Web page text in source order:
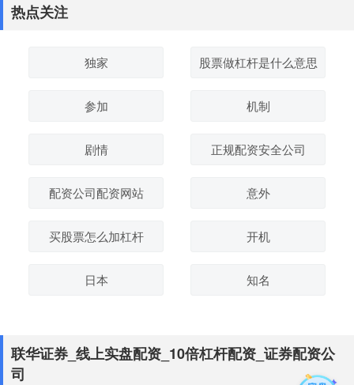
热点关注
独家 股票做杠杆是什么意思
参加 机制
剧情 正规配资安全公司
配资公司配资网站 意外
买股票怎么加杠杆 开机
日本 知名
联华证券_线上实盘配资_10倍杠杆配资_证券配资公
司